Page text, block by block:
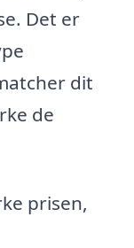
Det er
dit
de
prisen,